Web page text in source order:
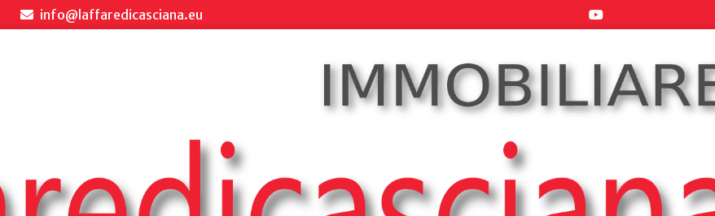
info@laffaredicasciana.eu